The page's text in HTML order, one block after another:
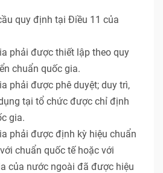
quy định tại Điều 11 của
phải được thiết lập theo quy
chuẩn quốc gia.
phải được phê duyệt; duy trì,
tại tổ chức được chỉ định
gia.
phải được định kỳ hiệu chuẩn
chuẩn quốc tế hoặc với
của nước ngoài đã được hiệu